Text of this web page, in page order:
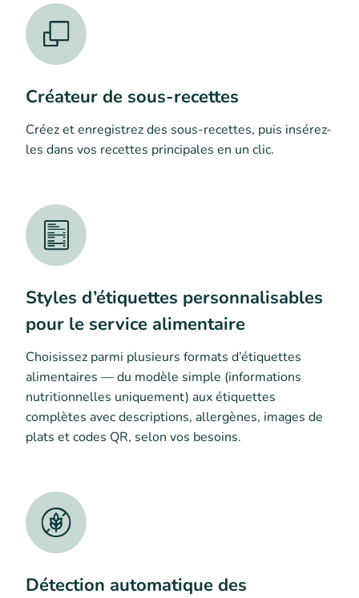
Créateur de sous-recettes
Créez et enregistrez des sous-recettes, puis insérez-
les dans vos recettes principales en un clic.
Styles d’étiquettes personnalisables
pour le service alimentaire
Choisissez parmi plusieurs formats d’étiquettes
alimentaires — du modèle simple (informations
nutritionnelles uniquement) aux étiquettes
complètes avec descriptions, allergènes, images de
plats et codes QR, selon vos besoins.
Détection automatique des